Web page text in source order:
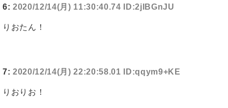
6: 2020/12/14(月) 11:30:40.74 ID:2jIBGnJU
りおたん！
7: 2020/12/14(月) 22:20:58.01 ID:qqym9+KE
りおりお！